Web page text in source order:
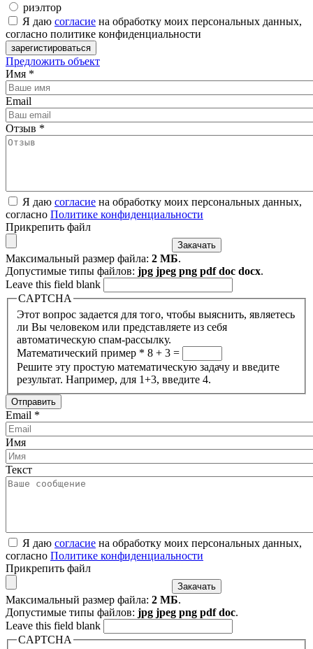
риэлтор
Я даю согласие на обработку моих персональных данных,
согласно политике конфиденциальности
Предложить объект
Имя *
Email
Отзыв *
Я даю согласие на обработку моих персональных данных,
согласно Политике конфиденциальности
Прикрепить файл
Максимальный размер файла: 2 МБ.
Допустимые типы файлов: jpg jpeg png pdf doc docx.
Leave this field blank
CAPTCHA
Этот вопрос задается для того, чтобы выяснить, являетесь
ли Вы человеком или представляете из себя
автоматическую спам-рассылку.
Математический пример * 8 + 3 =
Решите эту простую математическую задачу и введите
результат. Например, для 1+3, введите 4.
Email *
Имя
Текст
Я даю согласие на обработку моих персональных данных,
согласно Политике конфиденциальности
Прикрепить файл
Максимальный размер файла: 2 МБ.
Допустимые типы файлов: jpg jpeg png pdf doc.
Leave this field blank
CAPTCHA